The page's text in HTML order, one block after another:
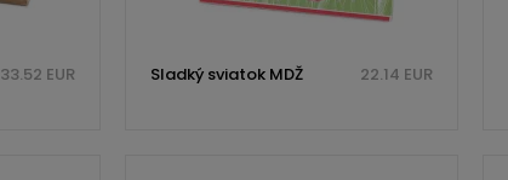
33.52 EUR Sladký sviatok MDŽ 22.14 EUR